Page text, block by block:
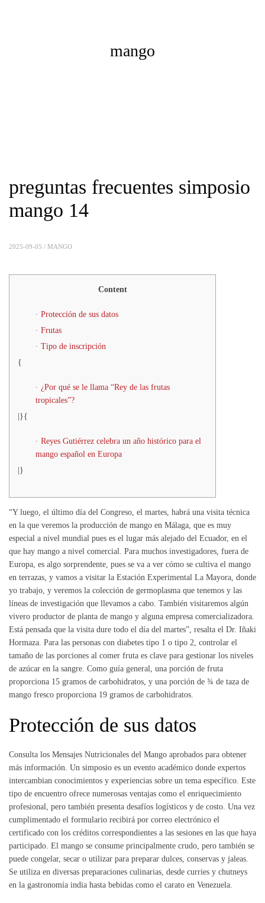
mango
preguntas frecuentes simposio
mango 14
2025-09-05 / MANGO
Content
Protección de sus datos
Frutas
Tipo de inscripción
{
¿Por qué se le llama “Rey de las frutas
tropicales”?
|}{
Reyes Gutiérrez celebra un año histórico para el
mango español en Europa
|}
“Y luego, el último día del Congreso, el martes, habrá una visita técnica
en la que veremos la producción de mango en Málaga, que es muy
especial a nivel mundial pues es el lugar más alejado del Ecuador, en el
que hay mango a nivel comercial. Para muchos investigadores, fuera de
Europa, es algo sorprendente, pues se va a ver cómo se cultiva el mango
en terrazas, y vamos a visitar la Estación Experimental La Mayora, donde
yo trabajo, y veremos la colección de germoplasma que tenemos y las
líneas de investigación que llevamos a cabo. También visitaremos algún
vivero productor de planta de mango y alguna empresa comercializadora.
Está pensada que la visita dure todo el día del martes”, resalta el Dr. Iñaki
Hormaza. Para las personas con diabetes tipo 1 o tipo 2, controlar el
tamaño de las porciones al comer fruta es clave para gestionar los niveles
de azúcar en la sangre. Como guía general, una porción de fruta
proporciona 15 gramos de carbohidratos, y una porción de ¾ de taza de
mango fresco proporciona 19 gramos de carbohidratos.
Protección de sus datos
Consulta los Mensajes Nutricionales del Mango aprobados para obtener
más información. Un simposio es un evento académico donde expertos
intercambian conocimientos y experiencias sobre un tema específico. Este
tipo de encuentro ofrece numerosas ventajas como el enriquecimiento
profesional, pero también presenta desafíos logísticos y de costo. Una vez
cumplimentado el formulario recibirá por correo electrónico el
certificado con los créditos correspondientes a las sesiones en las que haya
participado. El mango se consume principalmente crudo, pero también se
puede congelar, secar o utilizar para preparar dulces, conservas y jaleas.
Se utiliza en diversas preparaciones culinarias, desde curries y chutneys
en la gastronomía india hasta bebidas como el carato en Venezuela.